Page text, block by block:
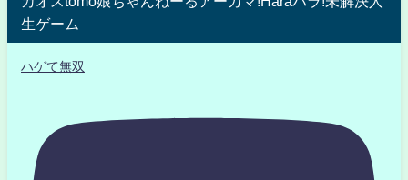
生ゲーム
ハゲて無双